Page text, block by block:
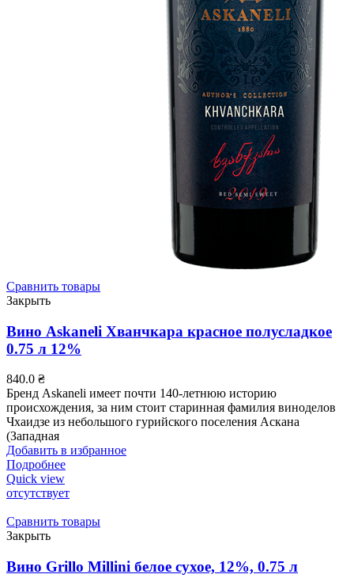
Сравнить товары
Закрыть
Вино Askaneli Хванчкара красное полусладкое
0.75 л 12%
840.0 ₴
Бренд Askaneli имеет почти 140-летнюю историю
происхождения, за ним стоит старинная фамилия виноделов
Чхаидзе из небольшого гурийского поселения Аскана
(Западная
Добавить в избранное
Подробнее
Quick view
отсутствует
Сравнить товары
Закрыть
Вино Grillo Millini белое сухое, 12%, 0.75 л